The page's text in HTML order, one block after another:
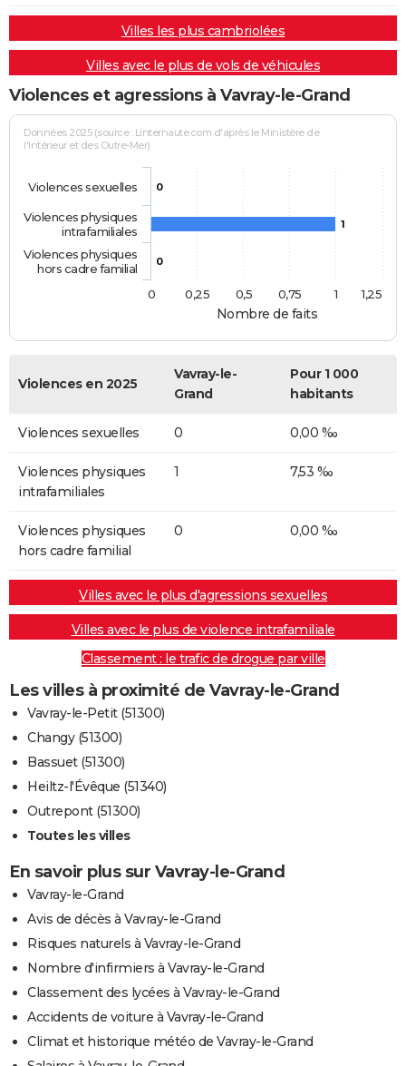
Villes les plus cambriolées
Villes avec le plus de vols de véhicules
Violences et agressions à Vavray-le-Grand
Nombre de faits
Données 2025 (source : Linternaute.com d'après le Ministère de
l'Intérieur et des Outre-Mer)
0
1
0
Violences sexuelles
Violences physiques
intrafamiliales
Violences physiques
hors cadre familial
0
1
0,25 0,5 0,75 1,25
Violences en 2025
Vavray-le-
Grand
Pour 1 000
habitants
Violences sexuelles 0 0,00 ‰
Violences physiques
intrafamiliales
1 7,53 ‰
Violences physiques
hors cadre familial
0 0,00 ‰
Villes avec le plus d'agressions sexuelles
Villes avec le plus de violence intrafamiliale
Classement : le trafic de drogue par ville
Les villes à proximité de Vavray-le-Grand
Vavray-le-Petit (51300)
Changy (51300)
Bassuet (51300)
Heiltz-l'Évêque (51340)
Outrepont (51300)
Toutes les villes
En savoir plus sur Vavray-le-Grand
Vavray-le-Grand
Avis de décès à Vavray-le-Grand
Risques naturels à Vavray-le-Grand
Nombre d'infirmiers à Vavray-le-Grand
Classement des lycées à Vavray-le-Grand
Accidents de voiture à Vavray-le-Grand
Climat et historique météo de Vavray-le-Grand